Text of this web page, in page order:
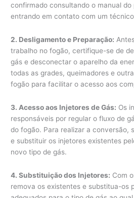
confirmado consultando o manual
entrando em contato com um
2. Desligamento e Preparação:
trabalho no fogão, certifique-se de
gás e desconectar o aparelho da
todas as grades, queimadores e
fogão para facilitar o acesso aos
3. Acesso aos Injetores de Gás: Os
responsáveis por regular o fluxo de
do fogão. Para realizar a conversão,
e substituir os injetores existentes
novo tipo de gás.
4. Substituição dos Injetores: Com
remova os existentes e substitua-os